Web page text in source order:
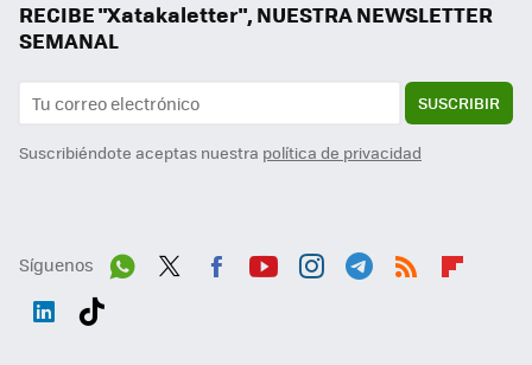
RECIBE "Xatakaletter", NUESTRA NEWSLETTER
SEMANAL
SUSCRIBIR
Suscribiéndote aceptas nuestra política de privacidad
Síguenos